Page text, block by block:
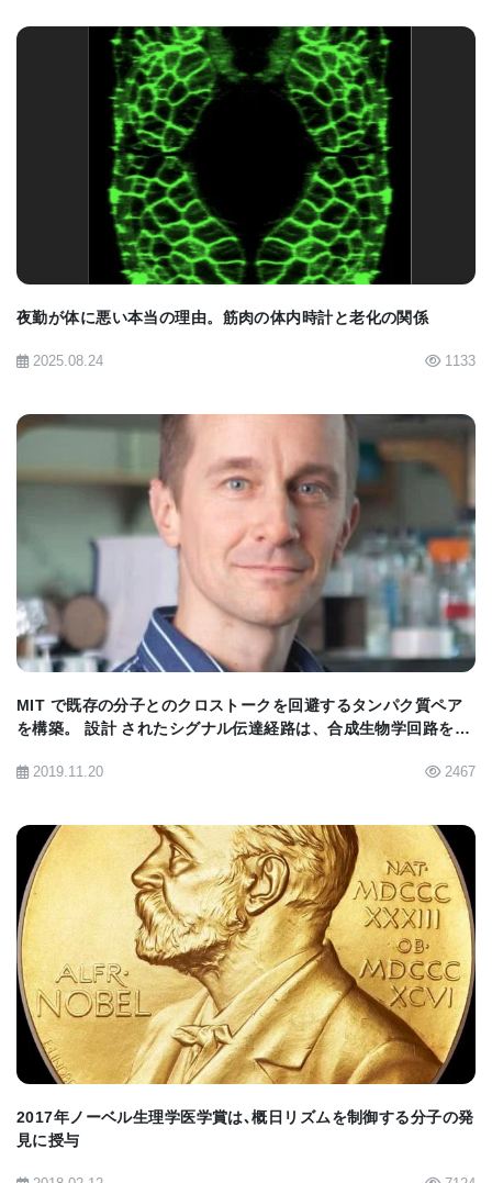
BIOMARKET JP
夜勤が体に悪い本当の理由。筋肉の体内時計と老化の関係
2025.08.24 1133
BIOMARKET JP
MIT で既存の分子とのクロストークを回避するタンパク質ペア
を構築。 設計 されたシグナル伝達経路は、合成生物学回路を構
2019.11.20 2467
BIOMARKET JP
2017年ノーベル生理学医学賞は､概日リズムを制御する分子の発
見に授与